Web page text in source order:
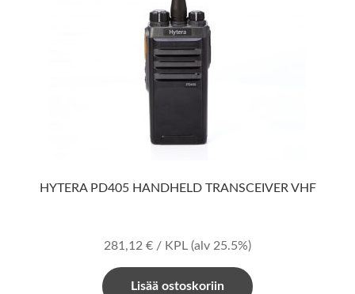
HYTERA PD405 HANDHELD TRANSCEIVER VHF
281,12 € / KPL (alv 25.5%)
Lisää ostoskoriin